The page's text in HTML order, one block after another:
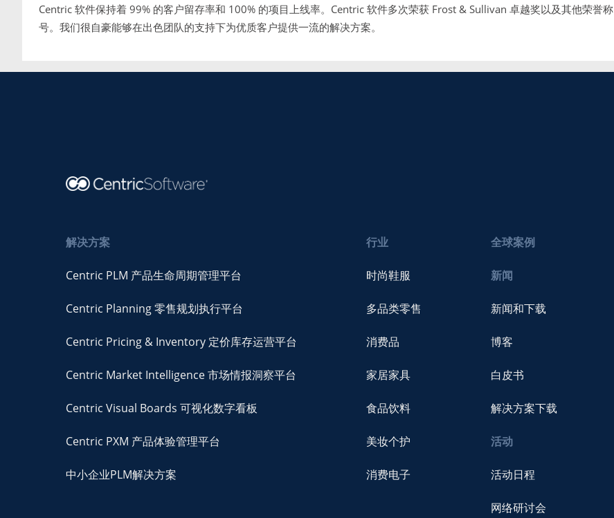
Centric 软件保持着 99% 的客户留存率和 100% 的项目上线率。Centric 软件多次荣获 Frost & Sullivan 卓越奖以及其他荣誉称
号。我们很自豪能够在出色团队的支持下为优质客户提供一流的解决方案。
解决方案
Centric PLM 产品生命周期管理平台
Centric Planning 零售规划执行平台
Centric Pricing & Inventory 定价库存运营平台
Centric Market Intelligence 市场情报洞察平台
Centric Visual Boards 可视化数字看板
Centric PXM 产品体验管理平台
中小企业PLM解决方案
行业
时尚鞋服
多品类零售
消费品
家居家具
食品饮料
美妆个护
消费电子
全球案例
新闻
新闻和下载
博客
白皮书
解决方案下载
活动
活动日程
网络研讨会